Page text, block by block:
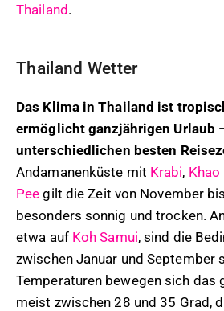
Thailand.
Thailand Wetter
Das Klima in Thailand ist
ermöglicht ganzjährigen Urlaub
unterschiedlichen besten
Andamanenküste mit Krabi, Khao
Pee gilt die Zeit von November
besonders sonnig und trocken.
etwa auf Koh Samui, sind die
zwischen Januar und September
Temperaturen bewegen sich das
meist zwischen 28 und 35 Grad,